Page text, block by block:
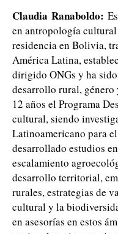
Claudia Ranaboldo:
en antropología
residencia en Bolivia,
América Latina,
dirigido ONGs y ha
desarrollo rural,
12 años el Programa
cultural, siendo
Latinoamericano para
desarrollado estudios
escalamiento
desarrollo territorial,
rurales, estrategias de
cultural y la
en asesorías en estos